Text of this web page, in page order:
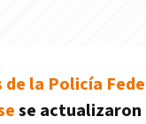
de la Policía
se actualizaron